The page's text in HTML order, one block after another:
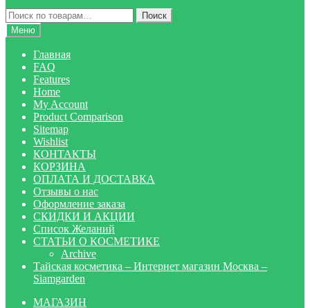
Искать:
Поиск
Меню
Главная
FAQ
Features
Home
My Account
Product Comparison
Sitemap
Wishlist
КОНТАКТЫ
КОРЗИНА
ОПЛАТА И ДОСТАВКА
Отзывы о нас
Оформление заказа
СКИДКИ И АКЦИИ
Список Желаний
СТАТЬИ О КОСМЕТИКЕ
Archive
Тайская косметика – Интернет магазин Москва –
Siamgarden
МАГАЗИН